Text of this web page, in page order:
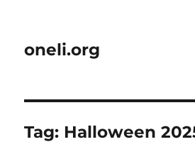
oneli.org
Tag: Halloween